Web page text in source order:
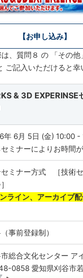
【お申し込み】
、質問８ の 「その他
ご記入いただけると幸
& 3D EXPERINSE
年 6月 5日 (金) 10:00
ミナーによりお時間
ミナー方式 ［技術
］
ライン、アーカイブ
事前登録制）
総合文化センター ア
0858 愛知県刈谷市